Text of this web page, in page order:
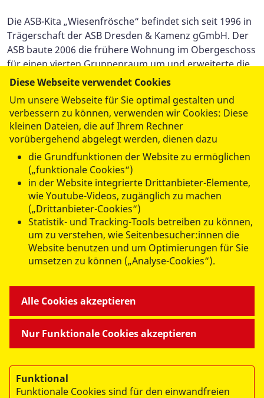
Die ASB-Kita „Wiesenfrösche“ befindet sich seit 1996 in
Trägerschaft der ASB Dresden & Kamenz gGmbH. Der
ASB baute 2006 die frühere Wohnung im Obergeschoss
für einen vierten Gruppenraum um und erweiterte die
Kapazität auf 46 Kindergarten- und 18 Krippenkinder.
Einige Plätze sind momentan frei.
datenschutzkonform mitShariff
MITMACHEN & HELFEN
BESONDERE PROJEKTE
Diese Webseite verwendet Cookies
Um unsere Webseite für Sie optimal gestalten und
verbessern zu können, verwenden wir Cookies: Diese
kleinen Dateien, die auf Ihrem Rechner
vorübergehend abgelegt werden, dienen dazu
die Grundfunktionen der Website zu ermöglichen
(„funktionale Cookies“)
in der Website integrierte Drittanbieter-Elemente,
wie Youtube-Videos, zugänglich zu machen
(„Drittanbieter-Cookies“)
Statistik- und Tracking-Tools betreiben zu können,
um zu verstehen, wie Seitenbesucher:innen die
Website benutzen und um Optimierungen für Sie
umsetzen zu können („Analyse-Cookies“).
Nur Funktionale Cookies akzeptieren
Alle Cookies akzeptieren
Funktional
Funktionale Cookies sind für den einwandfreien